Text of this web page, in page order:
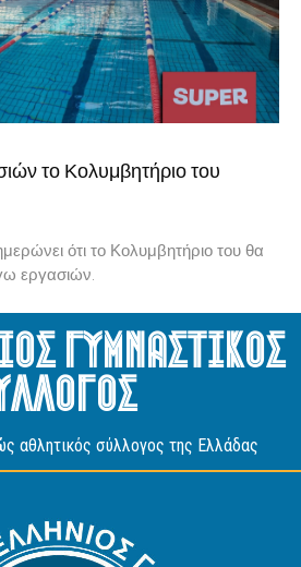
το Κολυμβητήριο του
ότι το Κολυμβητήριο του θα
εργασιών.
Γυμναστικος
αθλητικός σύλλογος της Ελλάδας